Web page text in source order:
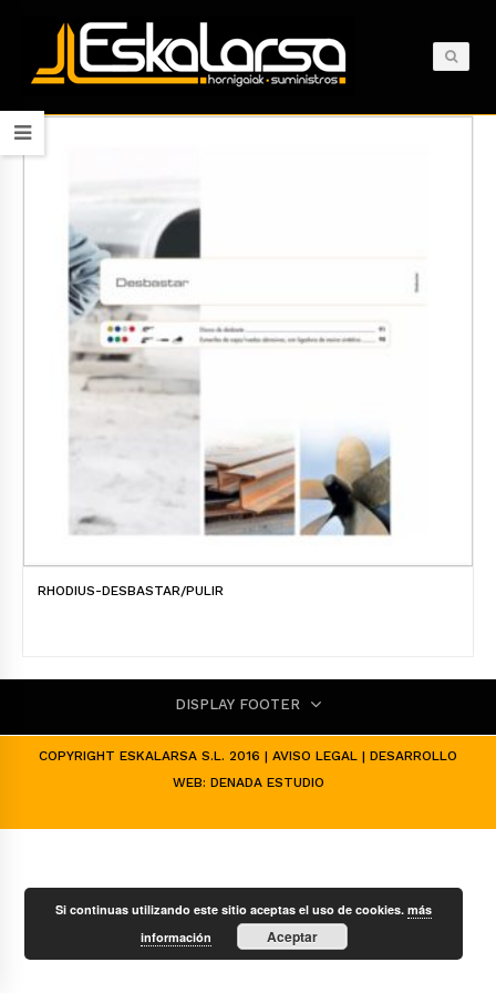
RHODIUS-DESBASTAR/PULIR
DISPLAY FOOTER
COPYRIGHT ESKALARSA S.L. 2016 | AVISO LEGAL | DESARROLLO
WEB: DENADA ESTUDIO
Si continuas utilizando este sitio aceptas el uso de cookies.más
información
Aceptar